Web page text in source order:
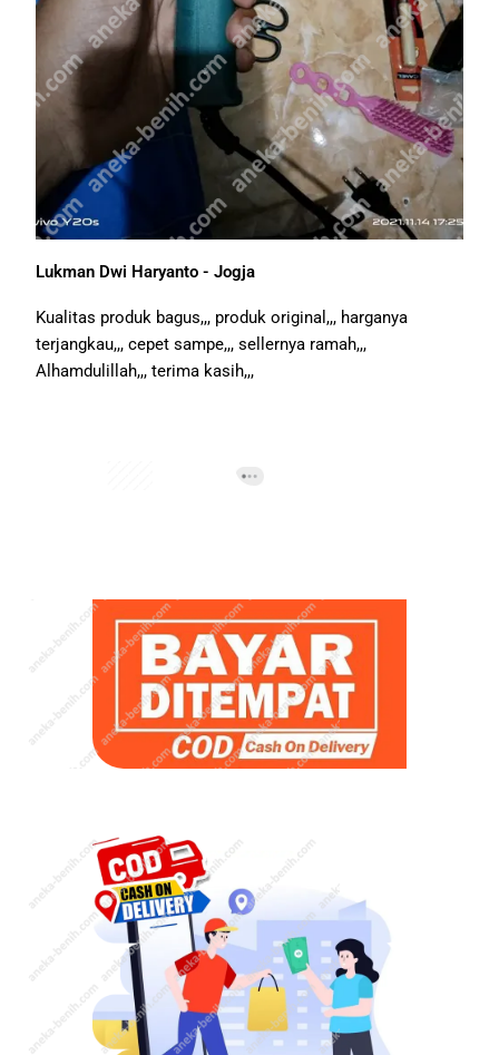
Lukman Dwi Haryanto - Jogja
Kualitas produk bagus,,, produk original,,, harganya
terjangkau,,, cepet sampe,,, sellernya ramah,,,
Alhamdulillah,,, terima kasih,,,